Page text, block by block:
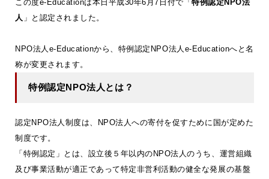
この度e-Educationは本日平成30年6月7日付で「特例認定NPO法
人 」と認定されました。
NPO法人e-Educationから、特例認定NPO法人e-Educationへと名
称が変更されます。
特例認定NPO法人とは？
認定NPO法人制度は、NPO法人への寄付を促すために国が定めた
制度です。
「特例認定」とは、設立後５年以内のNPO法人のうち、運営組織
及び事業活動が適正であって特定非営利活動の健全な発展の基盤